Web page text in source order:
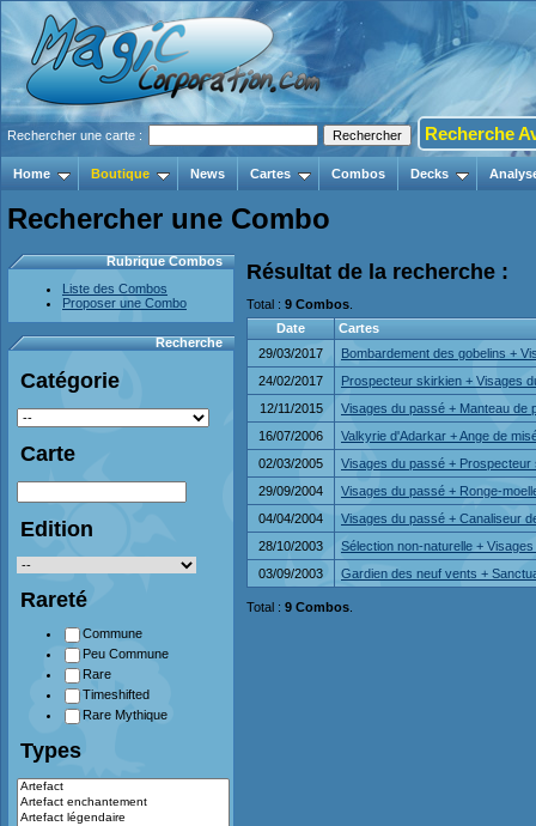
Rechercher une carte : Recherche
Home Boutique News Cartes Combos Decks
Rechercher une Combo
Rubrique Combos
Liste des Combos
Proposer une Combo
Recherche
Catégorie
Carte
Edition
Rareté
Commune
Peu Commune
Rare
Timeshifted
Rare Mythique
Types
Résultat de la recherche :
Total : 9 Combos
Date
Cartes
29/03/2017
Bombardement des gobelins +
24/02/2017
Prospecteur skirkien + Visages
12/11/2015
Visages du passé + Manteau de
16/07/2006
Valkyrie d'Adarkar + Ange de
02/03/2005
Visages du passé +
29/09/2004
Visages du passé + Ronge-
04/04/2004
Visages du passé + Canaliseur
28/10/2003
Sélection non-naturelle +
03/09/2003
Gardien des neuf vents +
Total : 9 Combos